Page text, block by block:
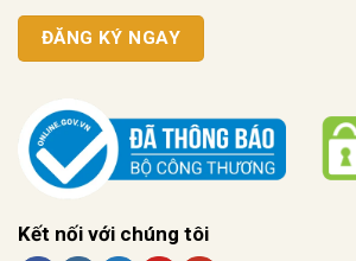
Kết nối với chúng tôi